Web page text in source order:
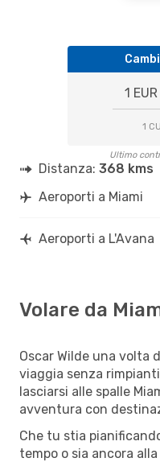
1
1
Ultimo
Distanza: 368 kms
Aeroporti a Miami
Aeroporti a L'Avana
Volare da
Oscar Wilde una volta
viaggia senza
lasciarsi alle spalle
avventura con
Che tu stia
tempo o sia ancora